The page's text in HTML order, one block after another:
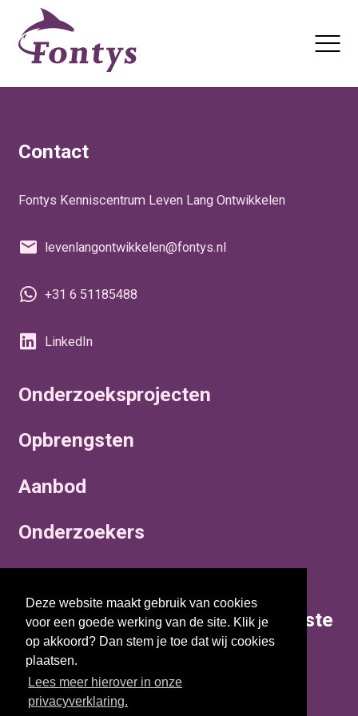
Deze website maakt gebruik van cookies
voor een goede werking van de site. Klik je
op akkoord? Dan stem je toe dat wij cookies
plaatsen.
Lees meer hierover in onze
privacyverklaring.
Actualiteiten
Nieuwsbrief
Contact
Fontys Kenniscentrum Leven Lang Ontwikkelen
levenlangontwikkelen@fontys.nl
+31 6 51185488
LinkedIn
Onderzoeksprojecten
Opbrengsten
Aanbod
Onderzoekers
Op de hoogte blijven van de laatste
actualiteiten en onderzoeken?
Inschrijven voor de nieuwsbrief